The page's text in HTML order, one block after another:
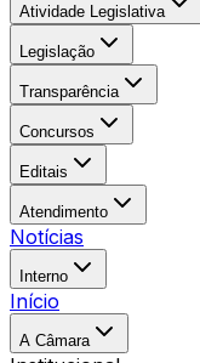
Atividade Legislativa
Legislação
Transparência
Concursos
Editais
Atendimento
Notícias
Interno
Início
A Câmara